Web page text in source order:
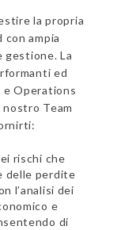
la propria
ampia
gestione. La
ed
e Operations
Team
rischi che
delle perdite
l’analisi dei
e
di